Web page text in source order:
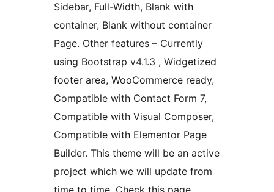
Sidebar, Full-Width, Blank with
container, Blank without container
Page. Other features – Currently
using Bootstrap v4.1.3 , Widgetized
footer area, WooCommerce ready,
Compatible with Contact Form 7,
Compatible with Visual Composer,
Compatible with Elementor Page
Builder. This theme will be an active
project which we will update from